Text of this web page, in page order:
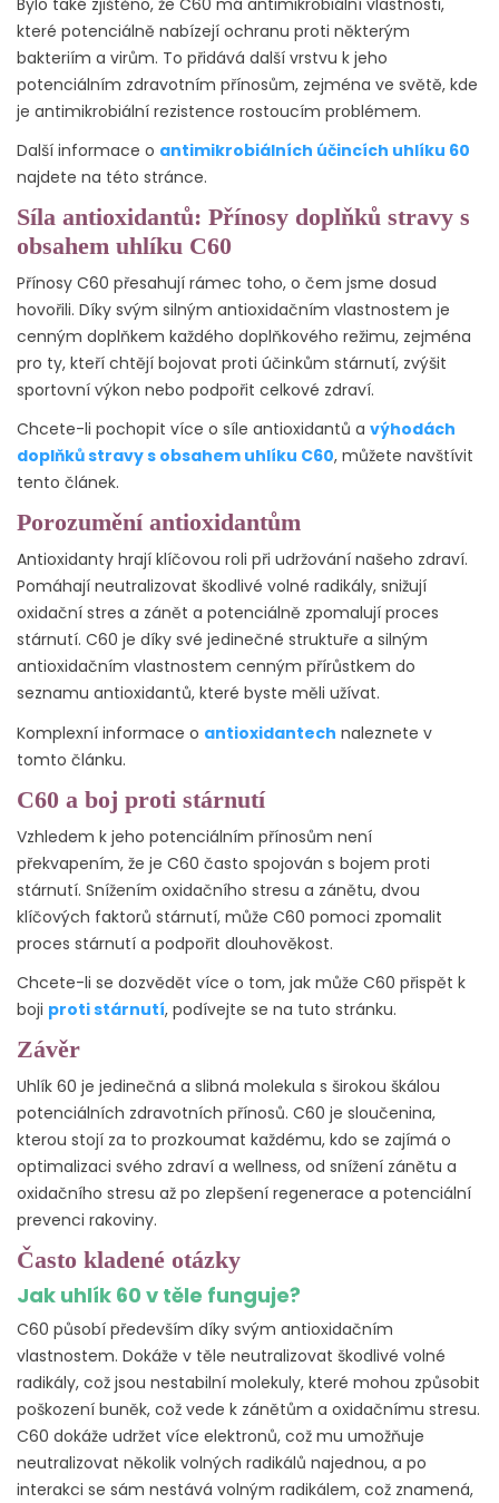
které potenciálně nabízejí ochranu proti některým
bakteriím a virům. To přidává další vrstvu k jeho
potenciálním zdravotním přínosům, zejména ve světě, kde
je antimikrobiální rezistence rostoucím problémem.
Další informace o antimikrobiálních účincích uhlíku 60
najdete na této stránce.
Síla antioxidantů: Přínosy doplňků stravy s
obsahem uhlíku C60
Přínosy C60 přesahují rámec toho, o čem jsme dosud
hovořili. Díky svým silným antioxidačním vlastnostem je
cenným doplňkem každého doplňkového režimu, zejména
pro ty, kteří chtějí bojovat proti účinkům stárnutí, zvýšit
sportovní výkon nebo podpořit celkové zdraví.
Chcete-li pochopit více o síle antioxidantů a výhodách
doplňků stravy s obsahem uhlíku C60, můžete navštívit
tento článek.
Porozumění antioxidantům
Antioxidanty hrají klíčovou roli při udržování našeho zdraví.
Pomáhají neutralizovat škodlivé volné radikály, snižují
oxidační stres a zánět a potenciálně zpomalují proces
stárnutí. C60 je díky své jedinečné struktuře a silným
antioxidačním vlastnostem cenným přírůstkem do
seznamu antioxidantů, které byste měli užívat.
Komplexní informace o antioxidantech naleznete v
tomto článku.
C60 a boj proti stárnutí
Vzhledem k jeho potenciálním přínosům není
překvapením, že je C60 často spojován s bojem proti
stárnutí. Snížením oxidačního stresu a zánětu, dvou
klíčových faktorů stárnutí, může C60 pomoci zpomalit
proces stárnutí a podpořit dlouhověkost.
Chcete-li se dozvědět více o tom, jak může C60 přispět k
boji proti stárnutí, podívejte se na tuto stránku.
Závěr
Uhlík 60 je jedinečná a slibná molekula s širokou škálou
potenciálních zdravotních přínosů. C60 je sloučenina,
kterou stojí za to prozkoumat každému, kdo se zajímá o
optimalizaci svého zdraví a wellness, od snížení zánětu a
oxidačního stresu až po zlepšení regenerace a potenciální
prevenci rakoviny.
Často kladené otázky
Jak uhlík 60 v těle funguje?
C60 působí především díky svým antioxidačním
vlastnostem. Dokáže v těle neutralizovat škodlivé volné
radikály, což jsou nestabilní molekuly, které mohou způsobit
poškození buněk, což vede k zánětům a oxidačnímu stresu.
C60 dokáže udržet více elektronů, což mu umožňuje
neutralizovat několik volných radikálů najednou, a po
interakci se sám nestává volným radikálem, což znamená,